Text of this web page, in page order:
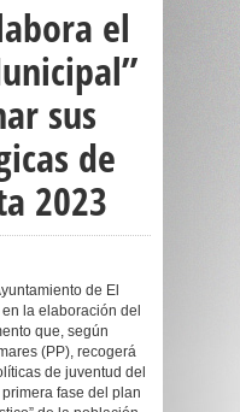
el
sus
de
2023
de El
la elaboración del
que, según
(PP), recogerá
de juventud del
fase del plan